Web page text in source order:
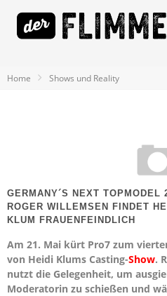
Home Shows und Reality
GERMANY´S NEXT TOPMODEL
ROGER WILLEMSEN FINDET
KLUM FRAUENFEINDLICH
Am 21. Mai kürt Pro7 zum
von Heidi Klums Casting-Show.
nutzt die Gelegenheit, um
Moderatorin zu schießen und